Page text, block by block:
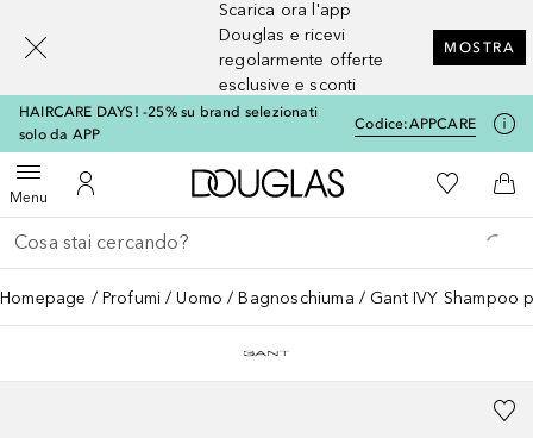
Scarica ora l'app
Douglas e ricevi
regolarmente offerte
esclusive e sconti
MOSTRA
HAIRCARE DAYS! -25% su brand selezionati
solo da APP
Codice:APPCARE
MenuApri menuAl Mio Account
A Douglas HomeAlla Mia
Al
Torna indietro
Esegui ricerca
Homepage Profumi Uomo Bagnoschiuma Gant IVY Shampoo
[navigation.slideout.screenreader]